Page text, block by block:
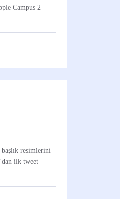
Campus 2
başlık resimlerini
ilk tweet